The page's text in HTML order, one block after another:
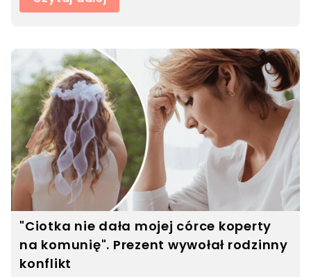
"Ciotka nie dała mojej córce koperty
na komunię". Prezent wywołał rodzinny
konflikt